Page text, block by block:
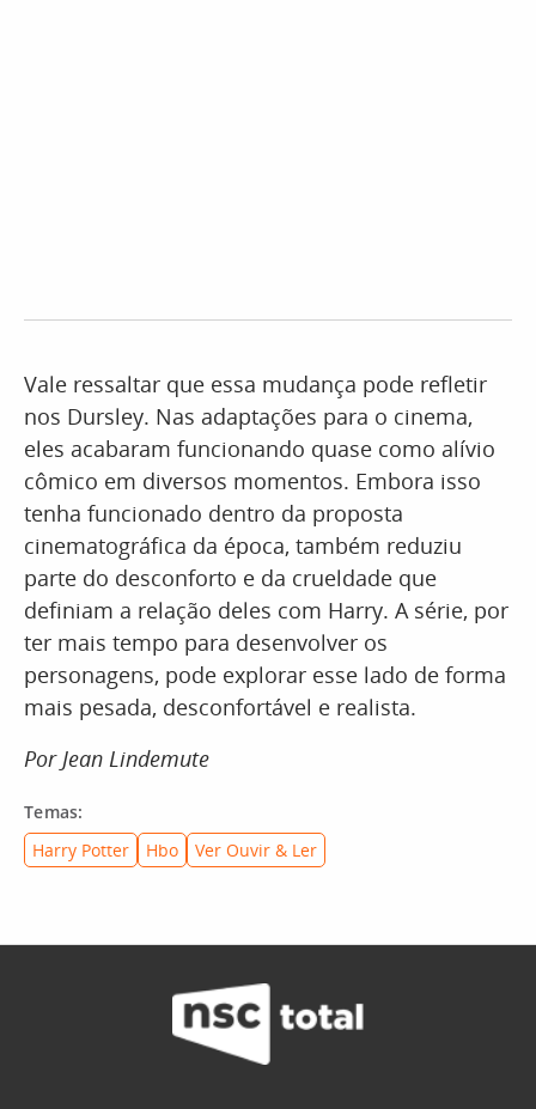
Vale ressaltar que essa mudança pode refletir
nos Dursley. Nas adaptações para o cinema,
eles acabaram funcionando quase como alívio
cômico em diversos momentos. Embora isso
tenha funcionado dentro da proposta
cinematográfica da época, também reduziu
parte do desconforto e da crueldade que
definiam a relação deles com Harry. A série, por
ter mais tempo para desenvolver os
personagens, pode explorar esse lado de forma
mais pesada, desconfortável e realista.
Por Jean Lindemute
Temas:
Harry Potter
Hbo Ver Ouvir & Ler